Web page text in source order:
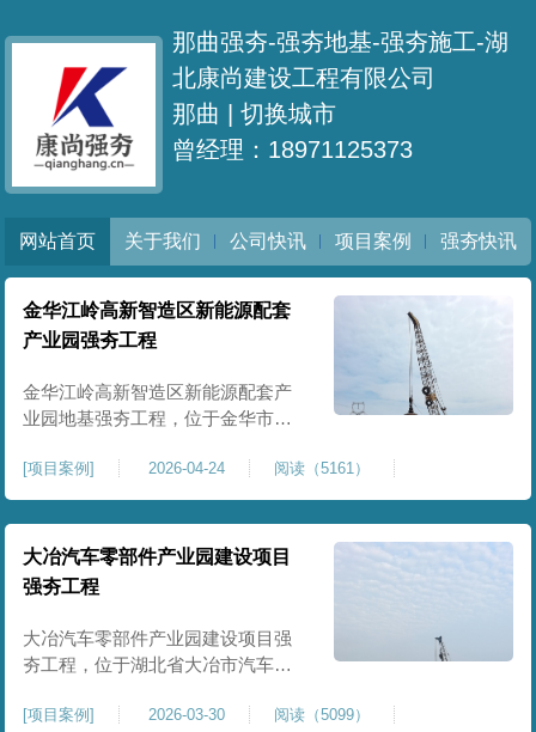
那曲强夯-强夯地基-强夯施工-湖
北康尚建设工程有限公司
那曲 |切换城市
曾经理：18971125373
网站首页 关于我们 公司快讯 项目案例 强夯快讯
金华江岭高新智造区新能源配套
产业园强夯工程
金华江岭高新智造区新能源配套产
业园地基强夯工程，位于金华市江
园区重点基建配套项目。本项目地
基强夯处理总面积40000㎡，施工范
围为新能源配套产业园核心建设地
块。项目场地为园区新建建设用
地，原始场地土质松散、土层固结
不均匀、孔隙较大、地基承载力偏
弱。新能源产业园厂房及配套设施
对
[项目案例] 2026-04-24 阅读（5161）
大冶汽车零部件产业园建设项目
强夯工程
大冶汽车零部件产业园建设项目强
夯工程，位于湖北省大冶市汽车零
业厂房、生产车间及配套附属设施
[项目案例] 2026-03-30 阅读（5099）